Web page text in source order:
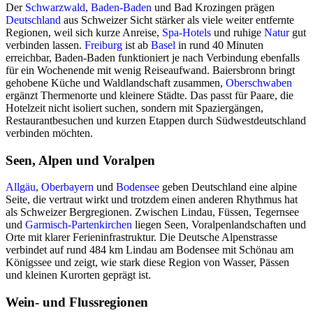
Der Schwarzwald, Baden-Baden und Bad Krozingen prägen
Deutschland aus Schweizer Sicht stärker als viele weiter entfernte
Regionen, weil sich kurze Anreise, Spa-Hotels und ruhige Naturgut
verbinden lassen. Freiburg ist ab Basel in rund 40 Minuten
erreichbar, Baden-Baden funktioniert je nach Verbindung ebenfalls
für ein Wochenende mit wenig Reiseaufwand. Baiersbronn bringt
gehobene Küche und Waldlandschaft zusammen, Oberschwaben
ergänzt Thermenorte und kleinere Städte. Das passt für Paare, die
Hotelzeit nicht isoliert suchen, sondern mit Spaziergängen,
Restaurantbesuchen und kurzen Etappen durch Südwestdeutschland
verbinden möchten.
Seen, Alpen und Voralpen
Allgäu, Oberbayern und Bodensee geben Deutschland eine alpine
Seite, die vertraut wirkt und trotzdem einen anderen Rhythmus hat
als Schweizer Bergregionen. Zwischen Lindau, Füssen, Tegernsee
und Garmisch-Partenkirchen liegen Seen, Voralpenlandschaften und
Orte mit klarer Ferieninfrastruktur. Die Deutsche Alpenstrasse
verbindet auf rund 484 km Lindau am Bodensee mit Schönau am
Königssee und zeigt, wie stark diese Region von Wasser, Pässen
und kleinen Kurorten geprägt ist.
Wein- und Flussregionen